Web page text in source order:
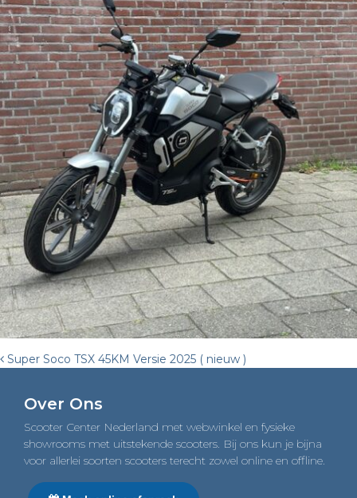
Post
navigation
Super Soco TSX 45KM Versie 2025 ( nieuw )
Over Ons
Scooter Center Nederland met webwinkel en fysieke
showrooms met uitstekende scooters. Bij ons kun je bijna
voor allerlei soorten scooters terecht zowel online en offline.